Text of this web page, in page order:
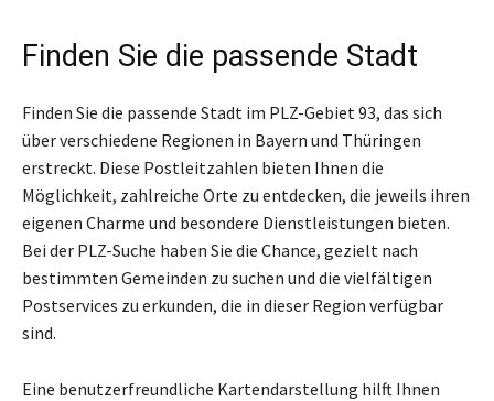
Finden Sie die passende Stadt
Finden Sie die passende Stadt im PLZ-Gebiet 93, das sich
über verschiedene Regionen in Bayern und Thüringen
erstreckt. Diese Postleitzahlen bieten Ihnen die
Möglichkeit, zahlreiche Orte zu entdecken, die jeweils ihren
eigenen Charme und besondere Dienstleistungen bieten.
Bei der PLZ-Suche haben Sie die Chance, gezielt nach
bestimmten Gemeinden zu suchen und die vielfältigen
Postservices zu erkunden, die in dieser Region verfügbar
sind.
Eine benutzerfreundliche Kartendarstellung hilft Ihnen